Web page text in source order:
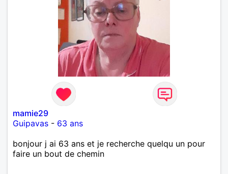
mamie29
Guipavas - 63 ans
bonjour j ai 63 ans et je recherche quelqu un pour
faire un bout de chemin